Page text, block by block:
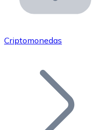
Únete a nuestra red de
Añade tu proyecto a
Criptomonedas